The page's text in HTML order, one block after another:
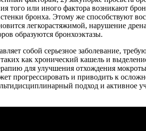
того или иного фактора возникают
бронха. Этому же способствуют
легкорастяжимой, нарушение
образуются бронхоэктазы.
собой серьезное заболевание,
как хронический кашель и
для улучшения отхождения
прогрессировать и приводить к
подход и активное